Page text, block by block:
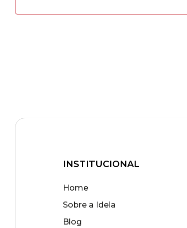
INSTITUCIONAL
Home
Sobre a Ideia
Blog